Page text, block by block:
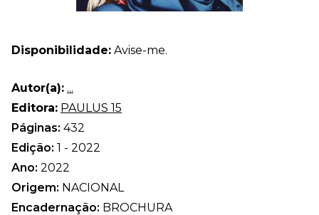
Disponibilidade: Avise-me.
Autor(a): ...
Editora: PAULUS 15
Páginas: 432
Edição: 1 - 2022
Ano: 2022
Origem: NACIONAL
Encadernação: BROCHURA